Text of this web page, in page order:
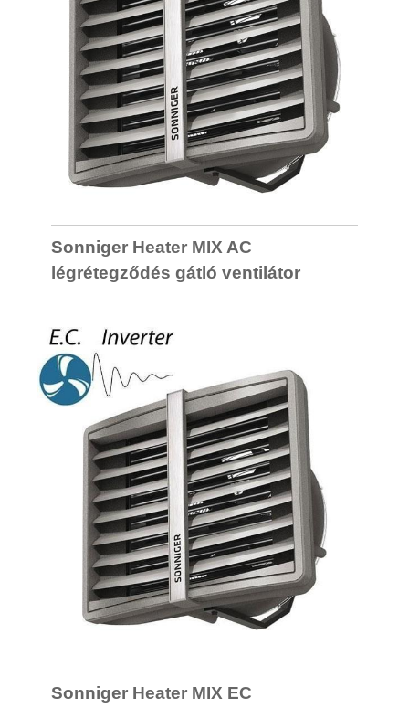
Sonniger Heater MIX AC
légrétegződés gátló ventilátor
Sonniger Heater MIX EC